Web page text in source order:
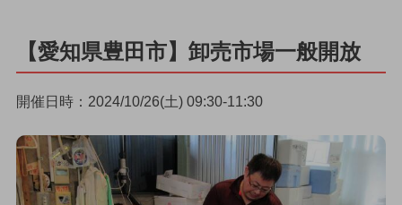
【愛知県豊田市】卸売市場一般開放
開催日時：2024/10/26(土) 09:30-11:30